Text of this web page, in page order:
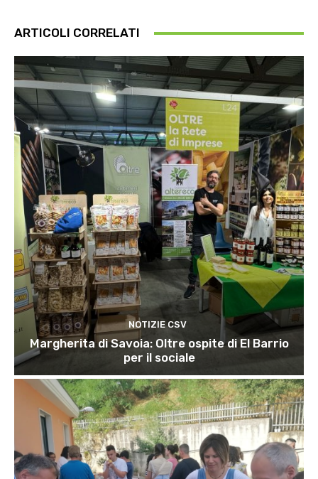
ARTICOLI CORRELATI
NOTIZIE CSV
Margherita di Savoia: Oltre ospite di El Barrio
per il sociale